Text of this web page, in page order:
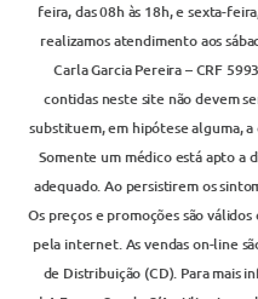
feira, das 08h às 18h, e sexta-
realizamos atendimento aos
Carla Garcia Pereira – CRF
contidas neste site não devem
substituem, em hipótese alguma,
Somente um médico está apto a
adequado. Ao persistirem os
Os preços e promoções são
pela internet. As vendas on-line
de Distribuição (CD). Para mais